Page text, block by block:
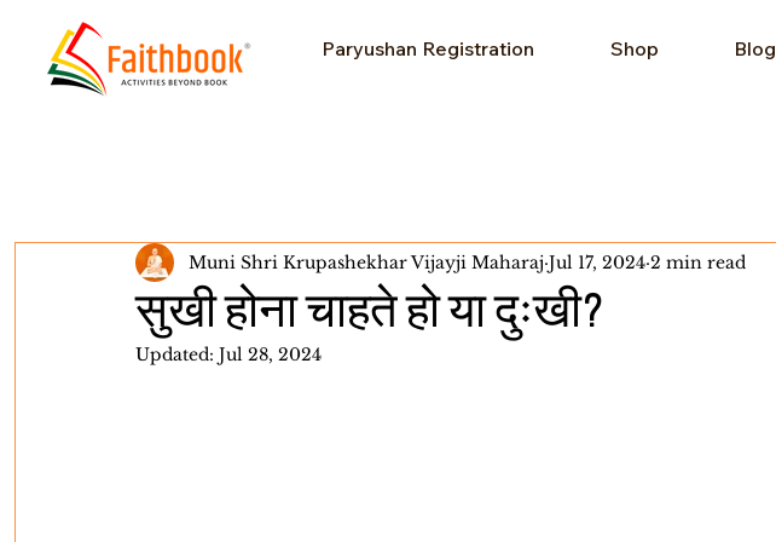
Paryushan Registration Shop Blog
सुखी होना चाहते हो या दुःखी?
Muni Shri Krupashekhar Vijayji Maharaj Jul 17, 2024 2 min read
Updated: Jul 28, 2024